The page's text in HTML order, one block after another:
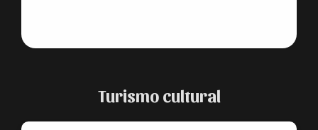
Turismo cultural